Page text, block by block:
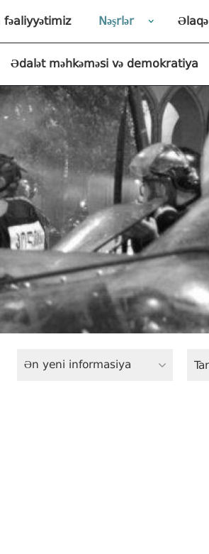
fəaliyyətimiz Nəşrlər Əlaqə
Ədalət məhkəməsi və demokratiya
Ən yeni informasiya